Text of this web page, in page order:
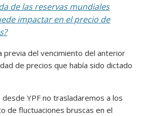
de las reservas mundiales
impactar en el precio de
previa del vencimiento del anterior
de precios que había sido dictado
YPF no trasladaremos a los
de fluctuaciones bruscas en el